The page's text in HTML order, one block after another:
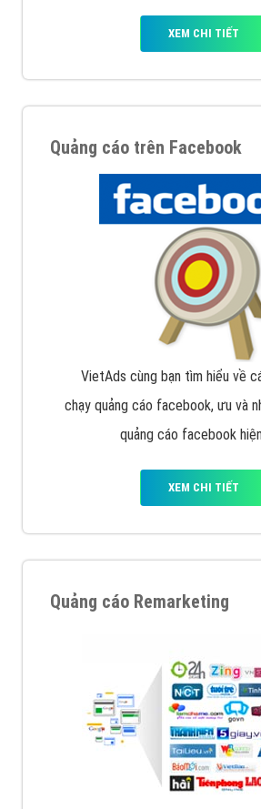
XEM CHI TIẾT
Quảng cáo trên Facebook
VietAds cùng bạn tìm hiểu về
chạy quảng cáo facebook, ưu và
quảng cáo facebook
XEM CHI TIẾT
Quảng cáo Remarketing